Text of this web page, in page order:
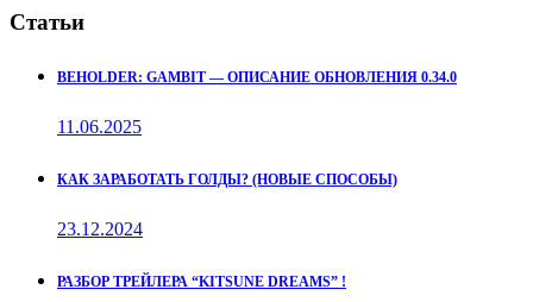
Статьи
BEHOLDER: GAMBIT — ОПИСАНИЕ ОБНОВЛЕНИЯ 0.34.0
11.06.2025
КАК ЗАРАБОТАТЬ ГОЛДЫ? (НОВЫЕ СПОСОБЫ)
23.12.2024
РАЗБОР ТРЕЙЛЕРА “KITSUNE DREAMS” !